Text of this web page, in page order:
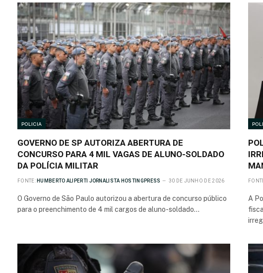
POLICIA
GOVERNO DE SP AUTORIZA ABERTURA DE
CONCURSO PARA 4 MIL VAGAS DE ALUNO-SOLDADO
DA POLÍCIA MILITAR
FONTE: HUMBERTO ALIPERTI JORNALISTA HOSTINGPRESS 30 DE JUNHO DE 2026
O Governo de São Paulo autorizou a abertura de concurso público
para o preenchimento de 4 mil cargos de aluno-soldado…
A